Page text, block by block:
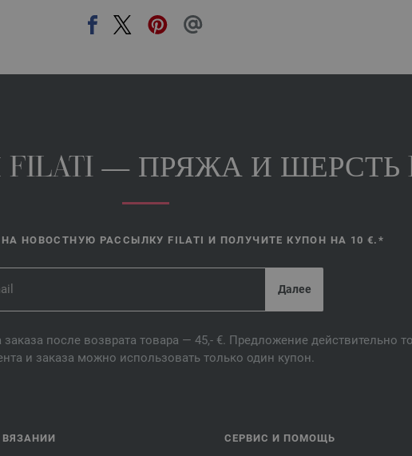
— ПРЯЖА И ШЕРСТЬ
НОВОСТНУЮ РАССЫЛКУ FILATI И ПОЛУЧИТЕ КУПОН НА 10 €.*
после возврата товара — 45,- €. Предложение действительно
и заказа можно использовать только один купон.
ВЯЗАНИИ СЕРВИС И ПОМОЩЬ